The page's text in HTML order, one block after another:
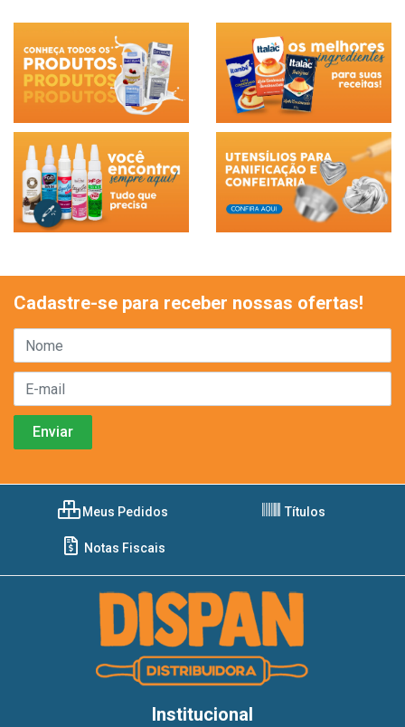
Cadastre-se para receber nossas ofertas!
Meus Pedidos Títulos
Notas Fiscais
Institucional